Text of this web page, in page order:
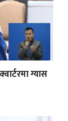
ग्यास